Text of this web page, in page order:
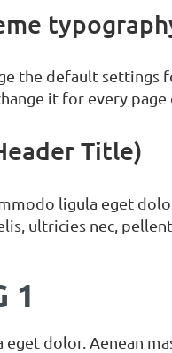
the default settings
it for every
Title)
ligula eget
ultricies nec,
1
dolor. Aenean